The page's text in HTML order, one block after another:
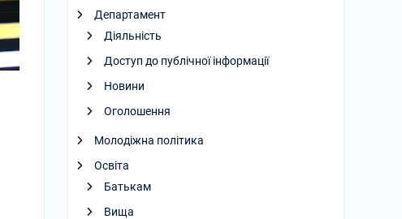
Департамент
Діяльність
Доступ до публічної інформації
Новини
Оголошення
Молодіжна політика
Освіта
Батькам
Вища